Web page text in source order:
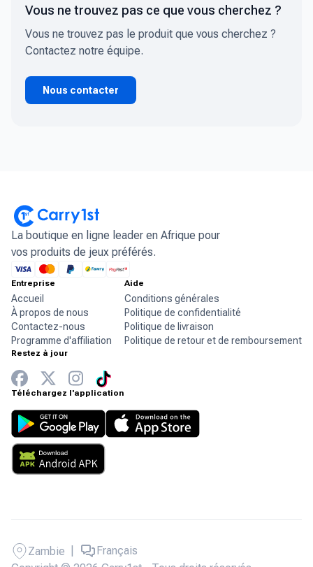
Vous ne trouvez pas ce que vous cherchez ?
Vous ne trouvez pas le produit que vous cherchez ?
Contactez notre équipe.
Nous contacter
La boutique en ligne leader en Afrique pour
vos produits de jeux préférés.
Entreprise
Accueil
À propos de nous
Contactez-nous
Programme d'affiliation
Aide
Conditions générales
Politique de confidentialité
Politique de livraison
Politique de retour et de remboursement
Restez à jour
Téléchargez l'application
Zambie Français